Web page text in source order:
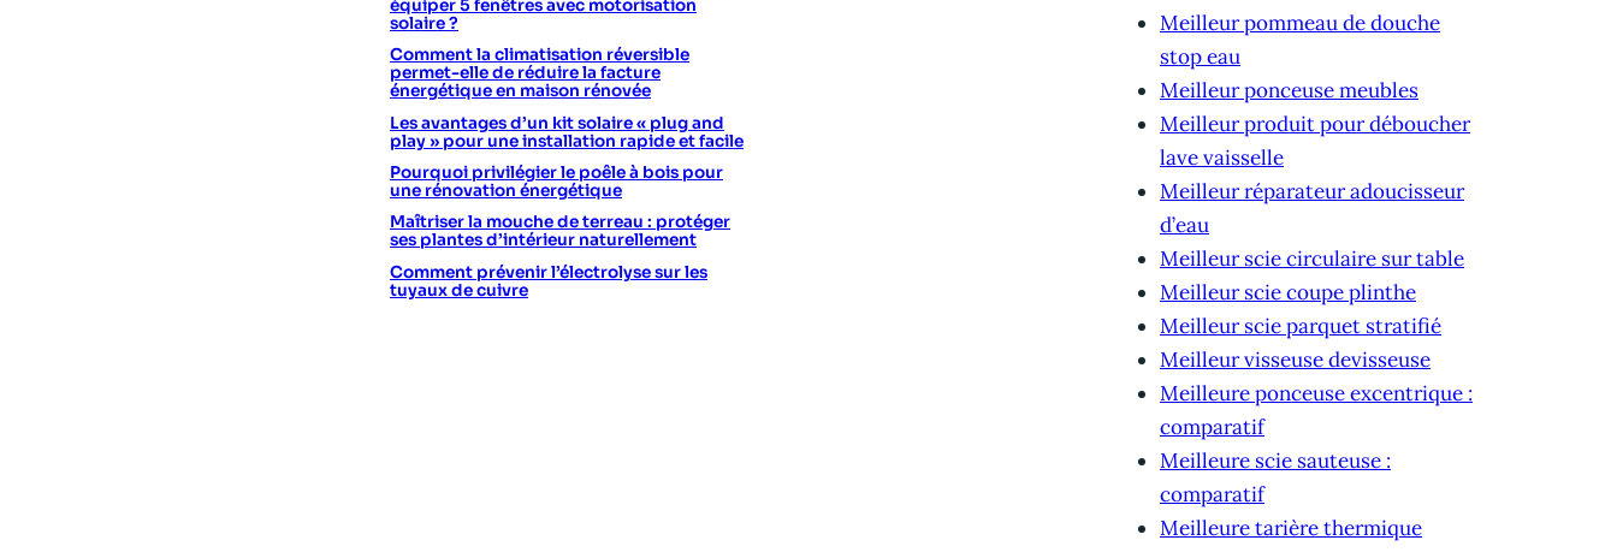
équiper 5 fenêtres avec motorisation
solaire ?
Comment la climatisation réversible
permet-elle de réduire la facture
énergétique en maison rénovée
Les avantages d’un kit solaire « plug and
play » pour une installation rapide et facile
Pourquoi privilégier le poêle à bois pour
une rénovation énergétique
Maîtriser la mouche de terreau : protéger
ses plantes d’intérieur naturellement
Comment prévenir l’électrolyse sur les
tuyaux de cuivre
Meilleur pommeau de douche
stop eau
Meilleur ponceuse meubles
Meilleur produit pour déboucher
lave vaisselle
Meilleur réparateur adoucisseur
d’eau
Meilleur scie circulaire sur table
Meilleur scie coupe plinthe
Meilleur scie parquet stratifié
Meilleur visseuse devisseuse
Meilleure ponceuse excentrique :
comparatif
Meilleure scie sauteuse :
comparatif
Meilleure tarière thermique